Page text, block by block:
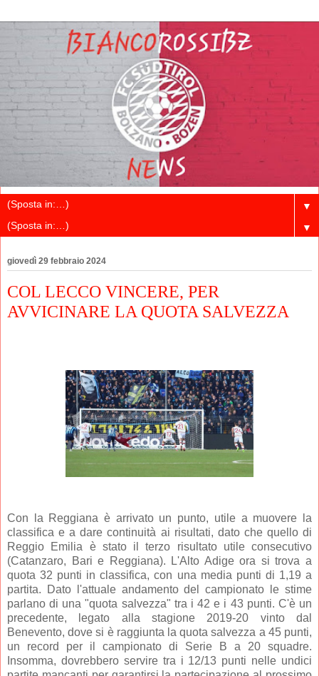
▼
▼
giovedì 29 febbraio 2024
COL LECCO VINCERE, PER
AVVICINARE LA QUOTA SALVEZZA
Con la Reggiana è arrivato un punto, utile a muovere la
classifica e a dare continuità ai risultati, dato che quello di
Reggio Emilia è stato il terzo risultato utile consecutivo
(Catanzaro, Bari e Reggiana). L'Alto Adige ora si trova a
quota 32 punti in classifica, con una media punti di 1,19 a
partita. Dato l'attuale andamento del campionato le stime
parlano di una "quota salvezza" tra i 42 e i 43 punti. C'è un
precedente, legato alla stagione 2019-20 vinto dal
Benevento, dove si è raggiunta la quota salvezza a 45 punti,
un record per il campionato di Serie B a 20 squadre.
Insomma, dovrebbero servire tra i 12/13 punti nelle undici